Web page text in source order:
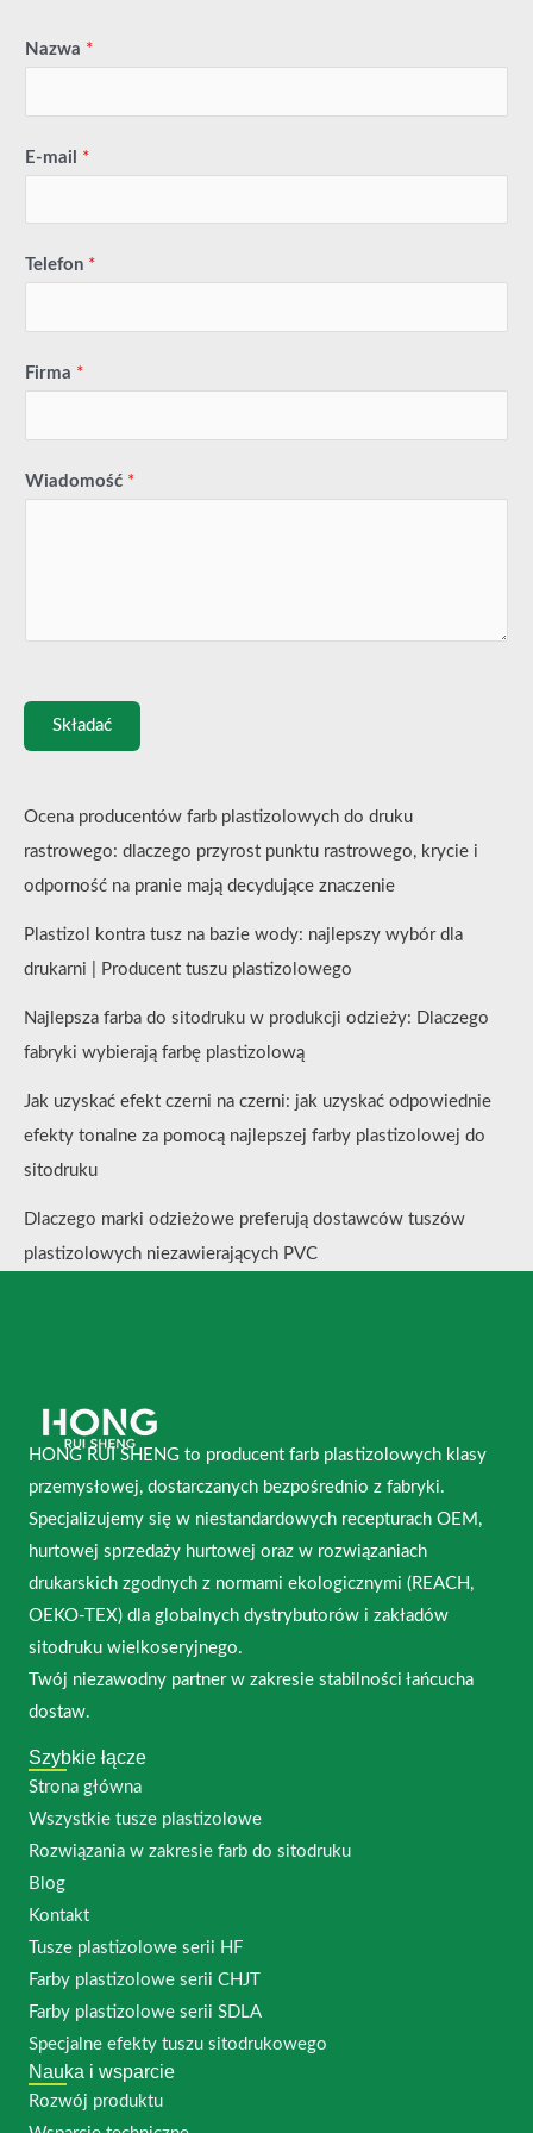
Nazwa *
E-mail *
Telefon *
Firma *
Wiadomość *
Składać
Ocena producentów farb plastizolowych do druku
rastrowego: dlaczego przyrost punktu rastrowego, krycie i
odporność na pranie mają decydujące znaczenie
Plastizol kontra tusz na bazie wody: najlepszy wybór dla
drukarni | Producent tuszu plastizolowego
Najlepsza farba do sitodruku w produkcji odzieży: Dlaczego
fabryki wybierają farbę plastizolową
Jak uzyskać efekt czerni na czerni: jak uzyskać odpowiednie
efekty tonalne za pomocą najlepszej farby plastizolowej do
sitodruku
Dlaczego marki odzieżowe preferują dostawców tuszów
plastizolowych niezawierających PVC
HONG RUI SHENG to producent farb plastizolowych klasy
przemysłowej, dostarczanych bezpośrednio z fabryki.
Specjalizujemy się w niestandardowych recepturach OEM,
hurtowej sprzedaży hurtowej oraz w rozwiązaniach
drukarskich zgodnych z normami ekologicznymi (REACH,
OEKO-TEX) dla globalnych dystrybutorów i zakładów
sitodruku wielkoseryjnego.
Twój niezawodny partner w zakresie stabilności łańcucha
dostaw.
Szybkie łącze
Strona główna
Wszystkie tusze plastizolowe
Rozwiązania w zakresie farb do sitodruku
Blog
Kontakt
Tusze plastizolowe serii HF
Farby plastizolowe serii CHJT
Farby plastizolowe serii SDLA
Specjalne efekty tuszu sitodrukowego
Nauka i wsparcie
Rozwój produktu